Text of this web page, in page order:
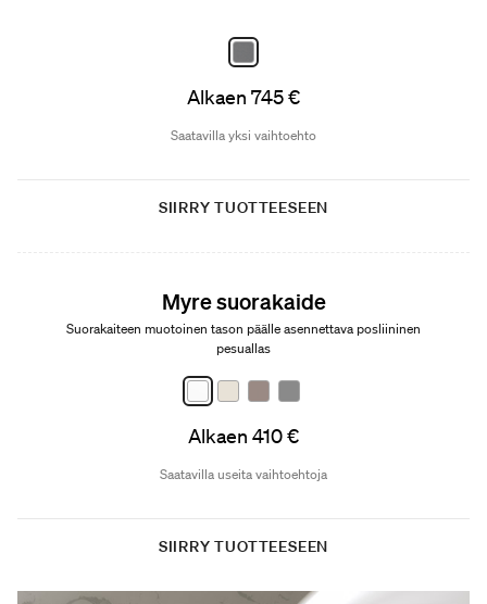
Alkaen 745 €
Saatavilla yksi vaihtoehto
SIIRRY TUOTTEESEEN
Myre suorakaide
Suorakaiteen muotoinen tason päälle asennettava posliininen
pesuallas
Alkaen 410 €
Saatavilla useita vaihtoehtoja
SIIRRY TUOTTEESEEN